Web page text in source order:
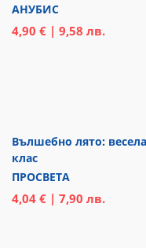
АНУБИС
4,90 € | 9,58 лв.
Вълшебно лято:
клас
ПРОСВЕТА
4,04 € | 7,90 лв.